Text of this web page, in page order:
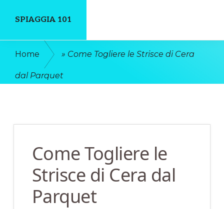
main
content
primary
sidebar
SPIAGGIA 101
Dove
Home » Come Togliere le Strisce di Cera
dal Parquet​
Come Togliere le
Strisce di Cera dal
Parquet​